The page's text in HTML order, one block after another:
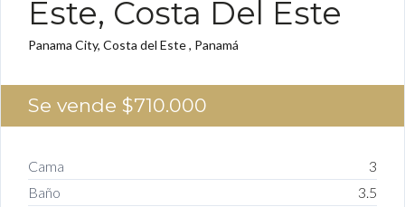
Este, Costa Del Este
Panama City, Costa del Este , Panamá
Se vende $710.000
Cama
3
Baño
3.5